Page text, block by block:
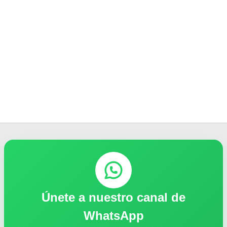
Únete a nuestro canal de
WhatsApp